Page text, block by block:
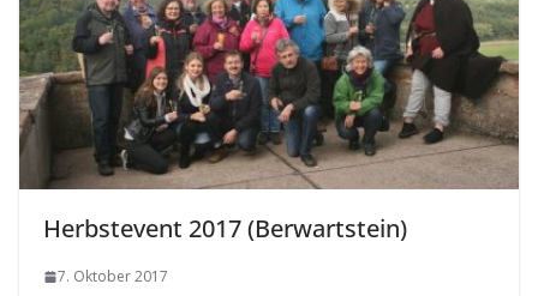
Herbstevent 2017 (Berwartstein)
7. Oktober 2017